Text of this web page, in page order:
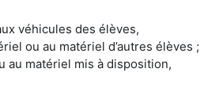
véhicules des élèves,
ou au matériel d’autres élèves ;
au matériel mis à disposition,